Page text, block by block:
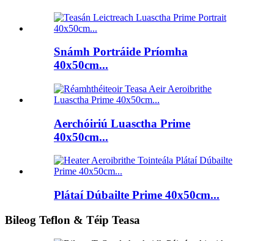
Snámh Portráide Príomha
40x50cm...
Aerchóiriú Luasctha Prime
40x50cm...
Plátaí Dúbailte Prime 40x50cm...
Bileog Teflon & Téip Teasa